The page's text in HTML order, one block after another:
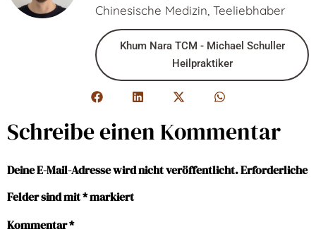
Chinesische Medizin, Teeliebhaber
Khum Nara TCM - Michael Schuller
Heilpraktiker
Schreibe einen Kommentar
Deine E-Mail-Adresse wird nicht veröffentlicht.Erforderliche
Felder sind mit*markiert
Kommentar*